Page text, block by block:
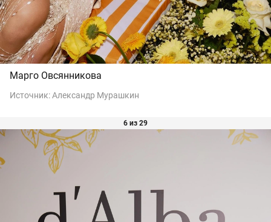
Марго Овсянникова
Источник:Александр Мурашкин
6 из 29